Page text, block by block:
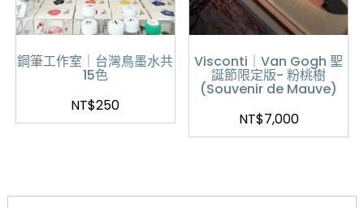
鋼筆工作室｜台灣鳥墨水共
15色
NT$250
Visconti｜Van Gogh 聖
誕節限定版- 粉桃樹
(Souvenir de Mauve)
NT$7,000